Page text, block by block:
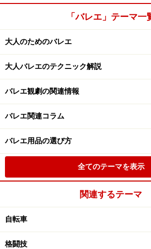
「バレエ」テーマ一
大人のためのバレエ
大人バレエのテクニック解説
バレエ観劇の関連情報
バレエ関連コラム
バレエ用品の選び方
全てのテーマを表示
関連するテーマ
自転車
格闘技